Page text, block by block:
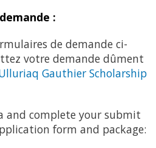
:
de demande ci-
votre demande dûment
Gauthier Scholarship
and complete your submit
form and package: